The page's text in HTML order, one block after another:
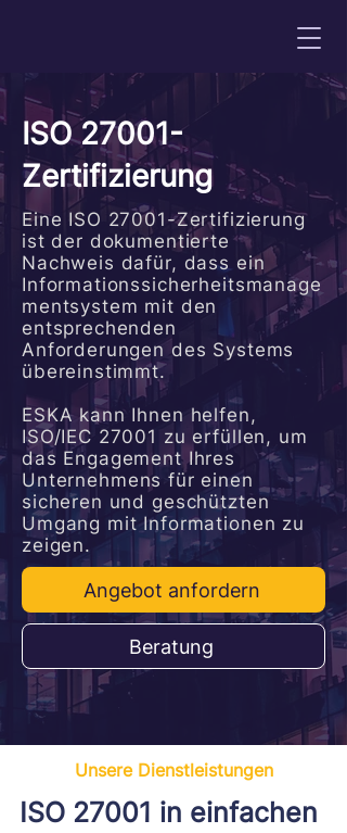
ISO 27001-
Zertifizierung
Eine ISO 27001-Zertifizierung
ist der dokumentierte
Nachweis dafür, dass ein
Informationssicherheitsmanage
mentsystem mit den
entsprechenden
Anforderungen des Systems
übereinstimmt.
ESKA kann Ihnen helfen,
ISO/IEC 27001 zu erfüllen, um
das Engagement Ihres
Unternehmens für einen
sicheren und geschützten
Umgang mit Informationen zu
zeigen.
Angebot anfordern
Beratung
Unsere Dienstleistungen
ISO 27001 in einfachen